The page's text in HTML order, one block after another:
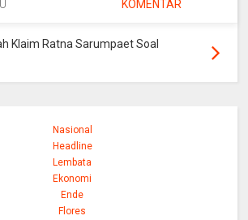
KOMENTAR
Klaim Ratna Sarumpaet Soal
Nasional
Headline
Lembata
Ekonomi
Ende
Flores